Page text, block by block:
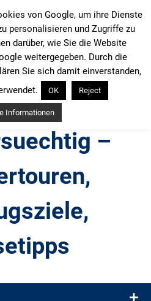
–
Ein Blog für alle, die gern
von Google, um ihre Dienste
personalisieren und Zugriffe zu
darüber, wie Sie die Website
weitergegeben. Durch die
Sie sich damit einverstanden,
OK Reject
Informationen